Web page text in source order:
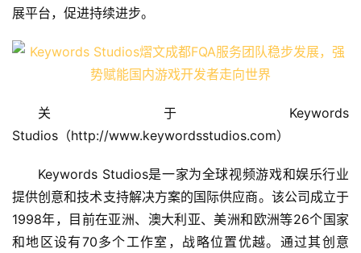
展平台，促进持续进步。
关于Keywords
Studios（http://www.keywordsstudios.com）
Keywords Studios是一家为全球视频游戏和娱乐行业
提供创意和技术支持解决方案的国际供应商。该公司成立于
1998年，目前在亚洲、澳大利亚、美洲和欧洲等26个国家
和地区设有70多个工作室，战略位置优越。通过其创意